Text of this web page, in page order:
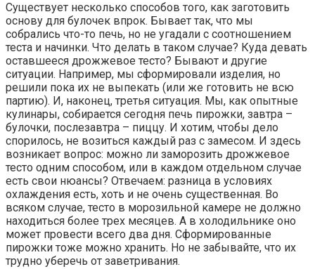
Существует несколько способов того, как заготовить
основу для булочек впрок. Бывает так, что мы
собрались что-то печь, но не угадали с соотношением
теста и начинки. Что делать в таком случае? Куда девать
оставшееся дрожжевое тесто? Бывают и другие
ситуации. Например, мы сформировали изделия, но
решили пока их не выпекать (или же готовить не всю
партию). И, наконец, третья ситуация. Мы, как опытные
кулинары, собирается сегодня печь пирожки, завтра –
булочки, послезавтра – пиццу. И хотим, чтобы дело
спорилось, не возиться каждый раз с замесом. И здесь
возникает вопрос: можно ли заморозить дрожжевое
тесто одним способом, или в каждом отдельном случае
есть свои нюансы? Отвечаем: разница в условиях
охлаждения есть, хоть и не очень существенная. Во
всяком случае, тесто в морозильной камере не должно
находиться более трех месяцев. А в холодильнике оно
может провести всего два дня. Сформированные
пирожки тоже можно хранить. Но не забывайте, что их
трудно уберечь от заветривания.